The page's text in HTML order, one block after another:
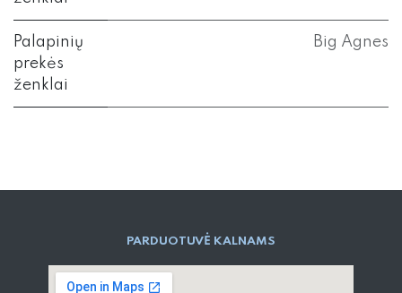
Palapinių
prekės
ženklai
Big Agnes
PARD​UOTUVĖ​ KALNAMS